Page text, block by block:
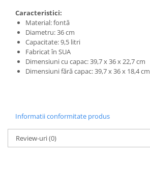
Caracteristici:
Material: fontă
Diametru: 36 cm
Capacitate: 9,5 litri
Fabricat în SUA
Dimensiuni cu capac: 39,7 x 36 x 22,7 cm
Dimensiuni fără capac: 39,7 x 36 x 18,4 cm
Informatii conformitate produs
Review-uri(0)